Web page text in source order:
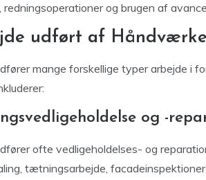
redningsoperationer og brugen af
udført af
mange forskellige typer arbejde i
og -
ofte vedligeholdelses- og
tætningsarbejde,